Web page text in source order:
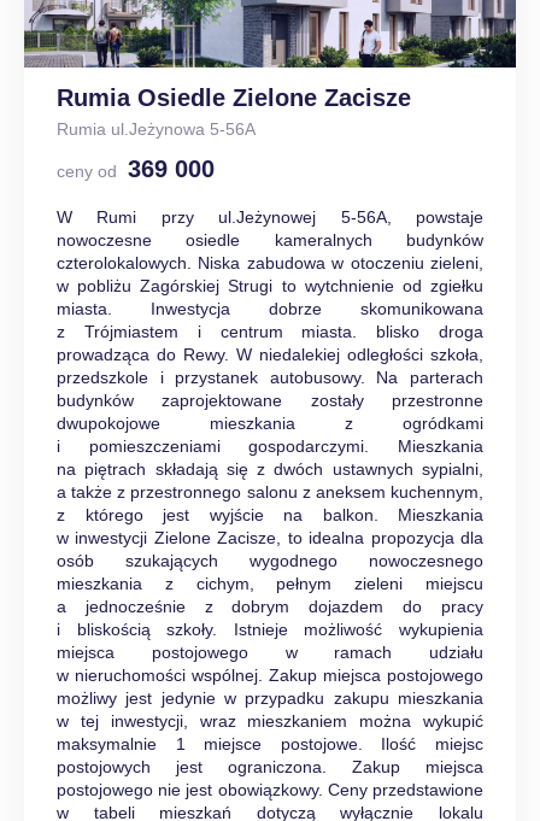
Rumia Osiedle Zielone Zacisze
Rumia ul.Jeżynowa 5-56A
ceny od 369 000
W Rumi przy ul.Jeżynowej 5-56A, powstaje
nowoczesne osiedle kameralnych budynków
czterolokalowych. Niska zabudowa w otoczeniu zieleni,
w pobliżu Zagórskiej Strugi to wytchnienie od zgiełku
miasta. Inwestycja dobrze skomunikowana
z Trójmiastem i centrum miasta. blisko droga
prowadząca do Rewy. W niedalekiej odległości szkoła,
przedszkole i przystanek autobusowy. Na parterach
budynków zaprojektowane zostały przestronne
dwupokojowe mieszkania z ogródkami
i pomieszczeniami gospodarczymi. Mieszkania
na piętrach składają się z dwóch ustawnych sypialni,
a także z przestronnego salonu z aneksem kuchennym,
z którego jest wyjście na balkon. Mieszkania
w inwestycji Zielone Zacisze, to idealna propozycja dla
osób szukających wygodnego nowoczesnego
mieszkania z cichym, pełnym zieleni miejscu
a jednocześnie z dobrym dojazdem do pracy
i bliskością szkoły. Istnieje możliwość wykupienia
miejsca postojowego w ramach udziału
w nieruchomości wspólnej. Zakup miejsca postojowego
możliwy jest jedynie w przypadku zakupu mieszkania
w tej inwestycji, wraz mieszkaniem można wykupić
maksymalnie 1 miejsce postojowe. Ilość miejsc
postojowych jest ograniczona. Zakup miejsca
postojowego nie jest obowiązkowy. Ceny przedstawione
w tabeli mieszkań dotyczą wyłącznie lokalu